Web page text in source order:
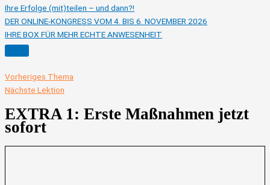
Ihre Erfolge (mit)teilen – und dann?!
DER ONLINE-KONGRESS VOM 4. BIS 6. NOVEMBER 2026
IHRE BOX FÜR MEHR ECHTE ANWESENHEIT
Vorheriges Thema
Nächste Lektion
EXTRA 1: Erste Maßnahmen jetzt
sofort